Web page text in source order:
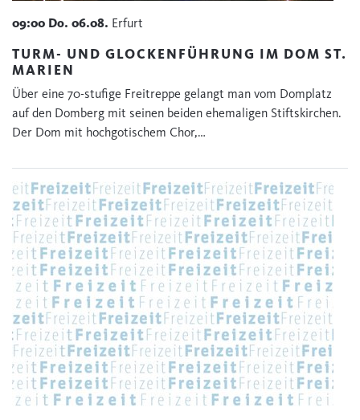
09:00 Do. 06.08. Erfurt
TURM- UND GLOCKENFÜHRUNG IM DOM ST.
MARIEN
Über eine 70-stufige Freitreppe gelangt man vom Domplatz
auf den Domberg mit seinen beiden ehemaligen Stiftskirchen.
Der Dom mit hochgotischem Chor,…